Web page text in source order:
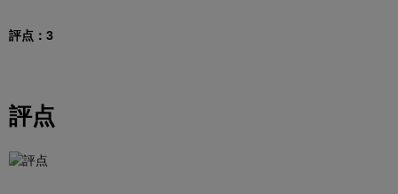
評点：3
評点